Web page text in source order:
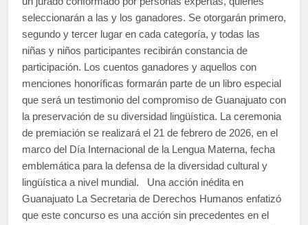
seleccionarán a las y los ganadores. Se otorgarán primero,
segundo y tercer lugar en cada categoría, y todas las
niñas y niños participantes recibirán constancia de
participación. Los cuentos ganadores y aquellos con
menciones honoríficas formarán parte de un libro especial
que será un testimonio del compromiso de Guanajuato con
la preservación de su diversidad lingüística. La ceremonia
de premiación se realizará el 21 de febrero de 2026, en el
marco del Día Internacional de la Lengua Materna, fecha
emblemática para la defensa de la diversidad cultural y
lingüística a nivel mundial. Una acción inédita en
Guanajuato La Secretaria de Derechos Humanos enfatizó
que este concurso es una acción sin precedentes en el